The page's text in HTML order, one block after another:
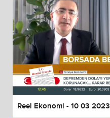
Reel Ekonomi - 10 03 2023